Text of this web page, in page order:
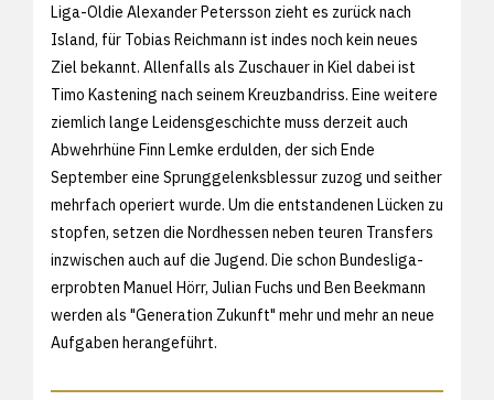
Liga-Oldie Alexander Petersson zieht es zurück nach
Island, für Tobias Reichmann ist indes noch kein neues
Ziel bekannt. Allenfalls als Zuschauer in Kiel dabei ist
Timo Kastening nach seinem Kreuzbandriss. Eine weitere
ziemlich lange Leidensgeschichte muss derzeit auch
Abwehrhüne Finn Lemke erdulden, der sich Ende
September eine Sprunggelenksblessur zuzog und seither
mehrfach operiert wurde. Um die entstandenen Lücken zu
stopfen, setzen die Nordhessen neben teuren Transfers
inzwischen auch auf die Jugend. Die schon Bundesliga-
erprobten Manuel Hörr, Julian Fuchs und Ben Beekmann
werden als "Generation Zukunft" mehr und mehr an neue
Aufgaben herangeführt.